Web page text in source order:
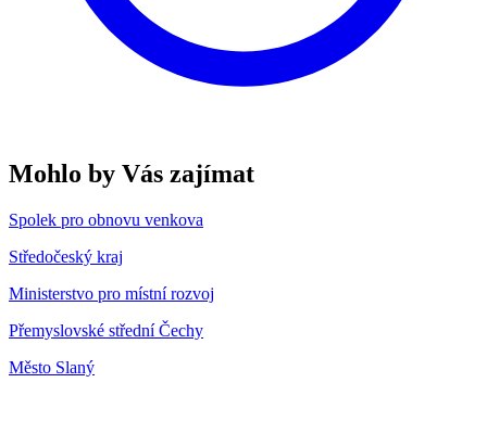
Mohlo by Vás zajímat
Spolek pro obnovu venkova
Středočeský kraj
Ministerstvo pro místní rozvoj
Přemyslovské střední Čechy
Město Slaný